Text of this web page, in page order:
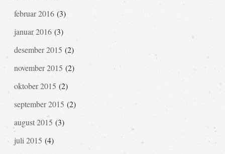
februar 2016(3)
januar 2016(3)
desember 2015 (2)
november 2015 (2)
oktober 2015 (2)
september 2015 (2)
august 2015 (3)
juli 2015 (4)